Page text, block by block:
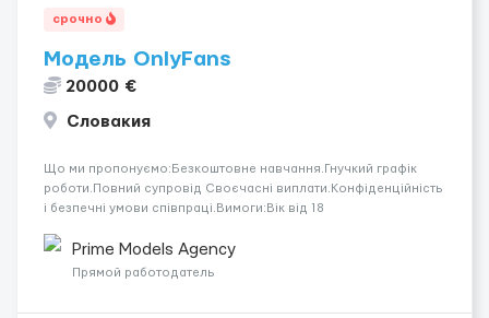
срочно
Модель OnlyFans
20000 €
Словакия
Що ми пропонуємо:Безкоштовне навчання.Гнучкий графік
роботи.Повний супровід Своєчасні виплати.Конфіденційність
і безпечні умови співпраці.Вимоги:Вік від 18
розвиватися.Досвід не обов’язковий.Якщо вас зацікавила
вакансія — залишайте відгук, і ми зв’яжемося ...
Prime Models Agency
Прямой работодатель